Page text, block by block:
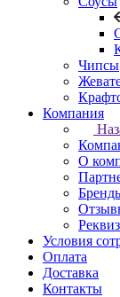
Чипсы
Компания
О
Условия
Оплата
Доставка
Контакты